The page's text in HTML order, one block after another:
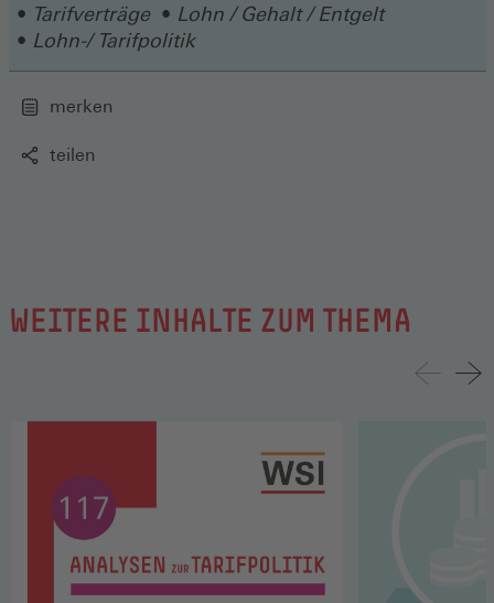
Tarifverträge
Lohn / Gehalt / Entgelt
Lohn-/ Tarifpolitik
merken
teilen
WEITERE INHALTE ZUM THEMA